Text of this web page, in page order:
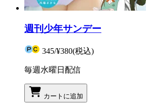
週刊少年サンデー
345/¥380(税込)
毎週水曜日配信
カートに追加